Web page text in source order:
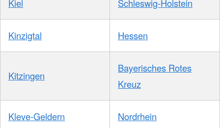
Kiel Schleswig-Holstein
Kinzigtal Hessen
Kitzingen
Bayerisches Rotes
Kreuz
Kleve-Geldern Nordrhein